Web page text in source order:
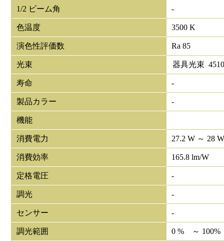
1/2 ビーム角 -
色温度 3500 K
演色性評価数 Ra 85
光束 器具光束
寿命 -
製品カラー -
機能
消費電力 27.2 W ～ 28
消費効率 165.8 lm/W
定格電圧 -
調光 -
センサー -
調光範囲 0 % ～ 100%